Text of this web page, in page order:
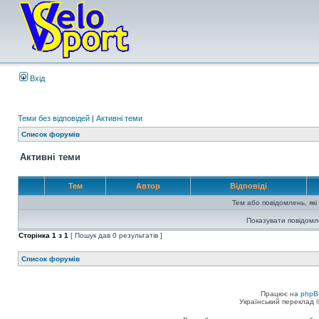
Вхід
Теми без відповідей | Активні теми
Список форумів
Активні теми
Тем Автор Відповіді
Тем або повідомлень,
Показувати
Сторінка 1 з 1 [ Пошук дав 0 результатів ]
Список форумів
Працює на
Український